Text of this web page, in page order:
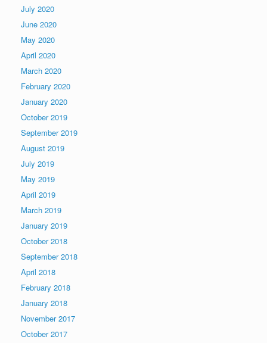
July 2020
June 2020
May 2020
April 2020
March 2020
February 2020
January 2020
October 2019
September 2019
August 2019
July 2019
May 2019
April 2019
March 2019
January 2019
October 2018
September 2018
April 2018
February 2018
January 2018
November 2017
October 2017